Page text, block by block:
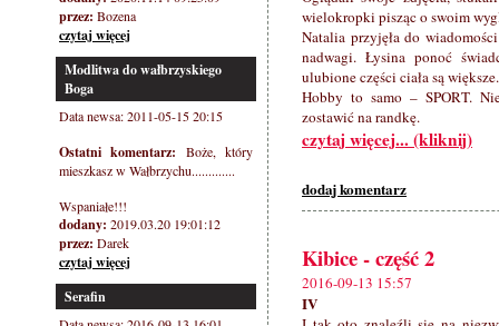
przez: Bozena
czytaj więcej
Modlitwa do wałbrzyskiego
Boga
Data newsa: 2011-05-15 20:15
Ostatni komentarz: Boże, który
mieszkasz w Wałbrzychu.............
Wspaniałe!!!
dodany: 2019.03.20 19:01:12
przez: Darek
czytaj więcej
Serafin
wielokropki pisząc o swoim
Natalia przyjęła do
nadwagi. Łysina ponoć
ulubione części ciała są większe.
Hobby to samo – SPORT.
zostawić na randkę.
czytaj więcej... (kliknij)
dodaj komentarz
Kibice - część 2
2016-09-13 15:57
IV